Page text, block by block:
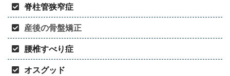
脊柱管狭窄症
産後の骨盤矯正
腰椎すべり症
オスグッド